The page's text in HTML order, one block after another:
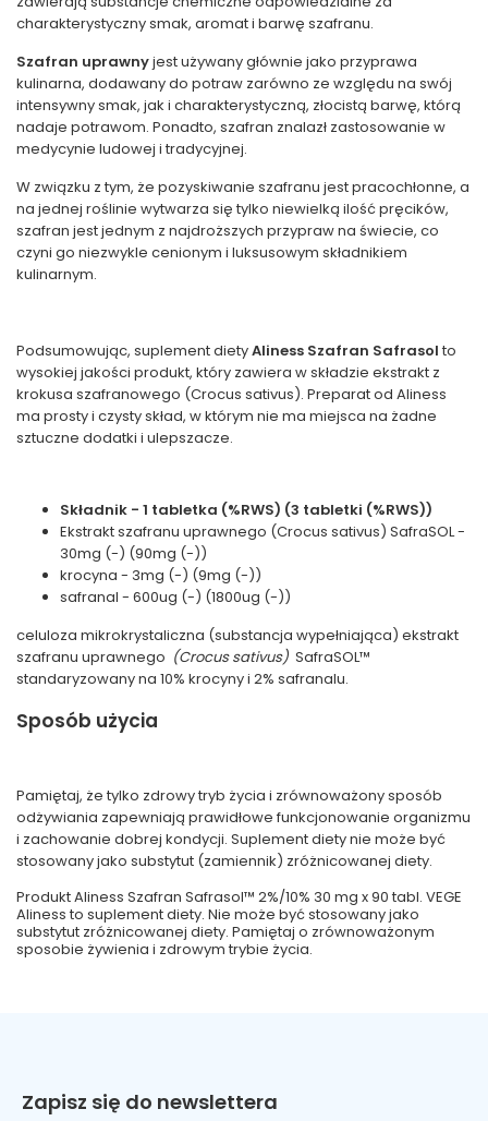
charakterystyczny smak, aromat i barwę szafranu.
Szafran uprawnyjest używany głównie jako przyprawa
kulinarna, dodawany do potraw zarówno ze względu na swój
intensywny smak, jak i charakterystyczną, złocistą barwę, którą
nadaje potrawom. Ponadto, szafran znalazł zastosowanie w
medycynie ludowej i tradycyjnej.
W związku z tym, że pozyskiwanie szafranu jest pracochłonne, a
na jednej roślinie wytwarza się tylko niewielką ilość pręcików,
szafran jest jednym z najdroższych przypraw na świecie, co
czyni go niezwykle cenionym i luksusowym składnikiem
kulinarnym.
Podsumowując, suplement dietyAliness Szafran Safrasol to
wysokiej jakości produkt, który zawiera w składzie ekstrakt z
krokusa szafranowego (Crocus sativus). Preparat od Aliness
ma prosty i czysty skład, w którym nie ma miejsca na żadne
sztuczne dodatki i ulepszacze.
Składnik - 1 tabletka (%RWS) (3 tabletki (%RWS))
Ekstrakt szafranu uprawnego (Crocus sativus) SafraSOL -
30mg (-) (90mg (-))
krocyna - 3mg (-) (9mg (-))
safranal - 600ug (-) (1800ug (-))
celuloza mikrokrystaliczna (substancja wypełniająca) ekstrakt
szafranu uprawnego (Crocus sativus) SafraSOL™
standaryzowany na 10% krocyny i 2% safranalu.
Sposób użycia
Pamiętaj, że tylko zdrowy tryb życia i zrównoważony sposób
odżywiania zapewniają prawidłowe funkcjonowanie organizmu
i zachowanie dobrej kondycji. Suplement diety nie może być
stosowany jako substytut (zamiennik) zróżnicowanej diety.
Produkt Aliness Szafran Safrasol™ 2%/10% 30 mg x 90 tabl. VEGE
Aliness to suplement diety. Nie może być stosowany jako
substytut zróżnicowanej diety. Pamiętaj o zrównoważonym
sposobie żywienia i zdrowym trybie życia.
Zapisz się do newslettera